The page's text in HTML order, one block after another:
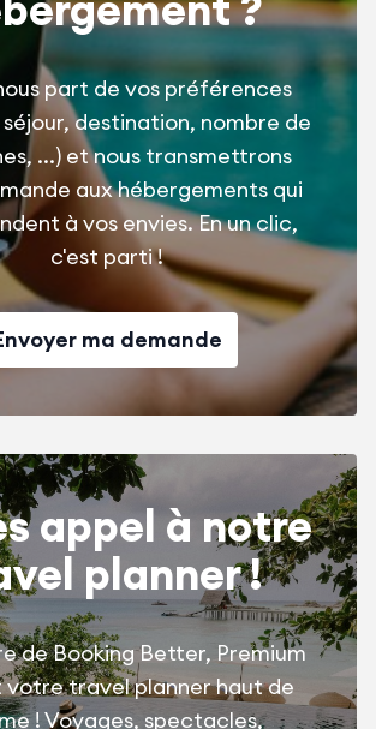
part de vos préférences
destination, nombre de
...) et nous transmettrons
aux hébergements qui
à vos envies. En un clic,
c'est parti !
ma demande
appel à notre
planner !
de Booking Better, Premium
votre travel planner haut de
! Voyages, spectacles,